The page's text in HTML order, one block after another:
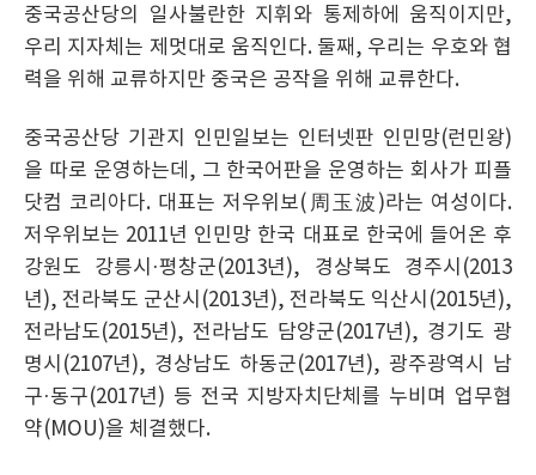
중국공산당의 일사불란한 지휘와 통제하에 움직이지만,
우리 지자체는 제멋대로 움직인다. 둘째, 우리는 우호와 협
력을 위해 교류하지만 중국은 공작을 위해 교류한다.
중국공산당 기관지 인민일보는 인터넷판 인민망(런민왕)
을 따로 운영하는데, 그 한국어판을 운영하는 회사가 피플
닷컴 코리아다. 대표는 저우위보(周玉波)라는 여성이다.
저우위보는 2011년 인민망 한국 대표로 한국에 들어온 후
강원도 강릉시·평창군(2013년), 경상북도 경주시(2013
년), 전라북도 군산시(2013년), 전라북도 익산시(2015년),
전라남도(2015년), 전라남도 담양군(2017년), 경기도 광
명시(2107년), 경상남도 하동군(2017년), 광주광역시 남
구·동구(2017년) 등 전국 지방자치단체를 누비며 업무협
약(MOU)을 체결했다.